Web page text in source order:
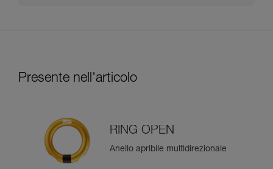
Presente nell'articolo
RING OPEN
Anello apribile multidirezionale